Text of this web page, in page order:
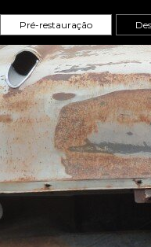
Pré-restauração